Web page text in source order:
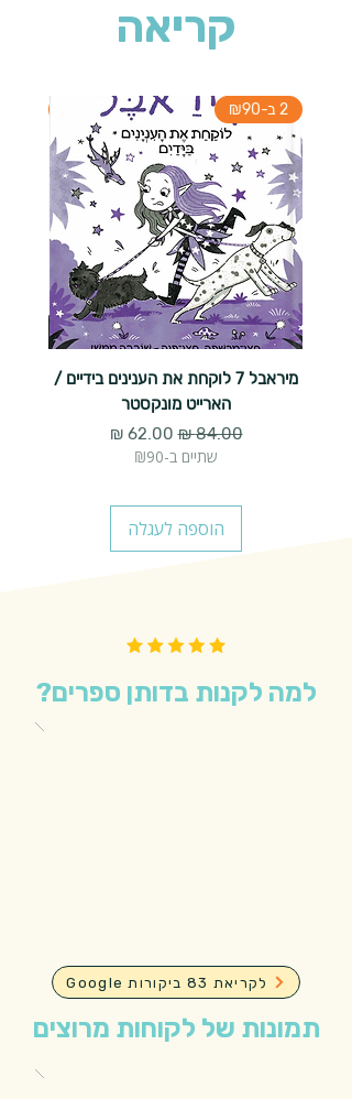
קריאה
2 ב-₪90
מיראבל 7 לוקחת את הענינים בידיים /
הארייט מונקסטר
מחיר רגיל‏84.00 ‏₪ מחיר מבצע
שתיים ב-₪90
הוספה לעגלה
למה לקנות בדותן ספרים?
Google לקריאת 83 ביקורות
תמונות של לקוחות מרוצים